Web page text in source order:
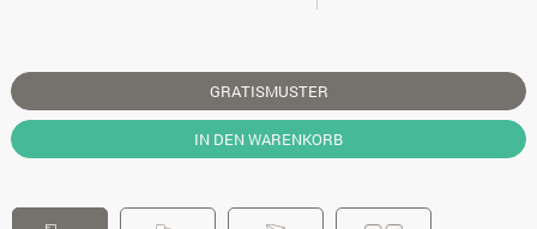
GRATISMUSTER
IN DEN WARENKORB